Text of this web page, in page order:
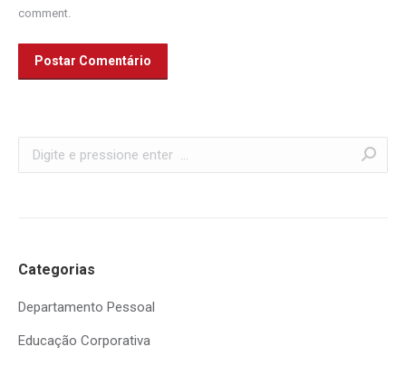
comment.
Postar Comentário
Search:
Categorias
Departamento Pessoal
Educação Corporativa